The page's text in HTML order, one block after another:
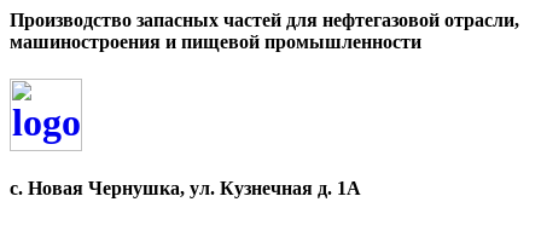
Производство запасных частей для нефтегазовой отрасли,
машиностроения и пищевой промышленности
с. Новая Чернушка, ул. Кузнечная д. 1А